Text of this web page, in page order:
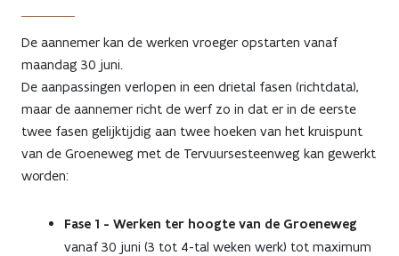
De aannemer kan de werken vroeger opstarten vanaf
maandag 30 juni.
De aanpassingen verlopen in een drietal fasen (richtdata),
maar de aannemer richt de werf zo in dat er in de eerste
twee fasen gelijktijdig aan twee hoeken van het kruispunt
van de Groeneweg met de Tervuursesteenweg kan gewerkt
worden:
Fase 1 - Werken ter hoogte van de Groeneweg
vanaf 30 juni (3 tot 4-tal weken werk) tot maximum